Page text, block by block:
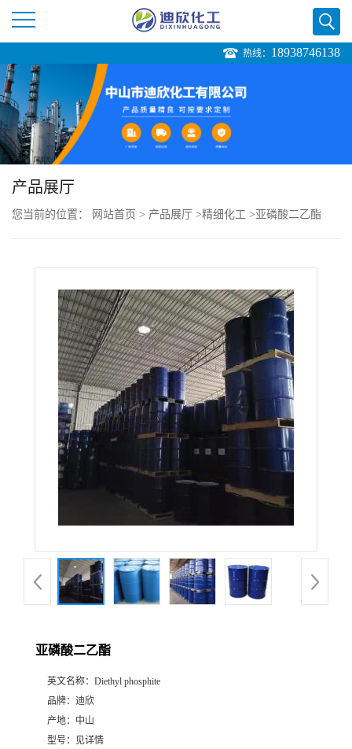
司
首
页
公
厅
热线： 18938746138
产品展厅
您当前的位置： 网站首页 > 产品展厅 >精细化工 >亚磷酸二乙酯
亚磷酸二乙酯
英文名称： Diethyl phosphite
品牌： 迪欣
产地： 中山
型号：
见详情